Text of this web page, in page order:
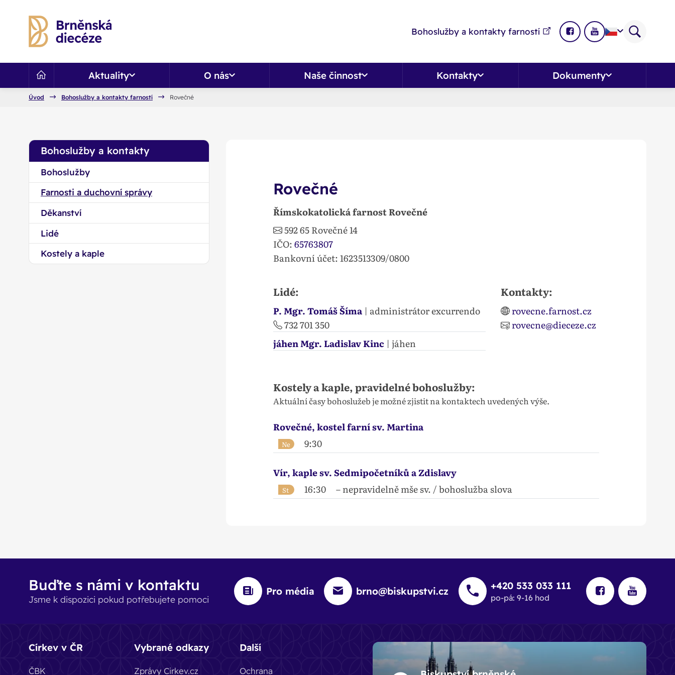
Aktuality O nás Naše činnost Kontakty Dokumenty
Bohoslužby a kontakty farností
Úvod Bohoslužby a kontakty farností Rovečné
Bohoslužby a kontakty
Bohoslužby
Farnosti a duchovní správy
Děkanství
Lidé
Kostely a kaple
Rovečné
Římskokatolická farnost Rovečné
592 65Rovečné 14
IČO:65763807
Bankovní účet: 1623513309/0800
Lidé:
P. Mgr. Tomáš Šíma| administrátor excurrendo
732 701 350
jáhen Mgr. Ladislav Kinc | jáhen
Kontakty:
rovecne.farnost.cz
rovecne@dieceze.cz
Kostely a kaple, pravidelné bohoslužby:
Aktuální časy bohoslužeb je možné zjistit na kontaktech uvedených výše.
Rovečné, kostel farní sv. Martina
Ne 9:30
Vír, kaple sv. Sedmipočetníků a Zdislavy
St 16:30 – nepravidelně mše sv. / bohoslužba slova
Buďte s námi v kontaktu
Jsme k dispozici pokud potřebujete pomoci
Pro média brno@biskupstvi.cz +420 533 033 111
po-pá: 9-16 hod
Církev v ČR
ČBK
Vybrané odkazy
Zprávy Cirkev.cz
Další
Ochrana